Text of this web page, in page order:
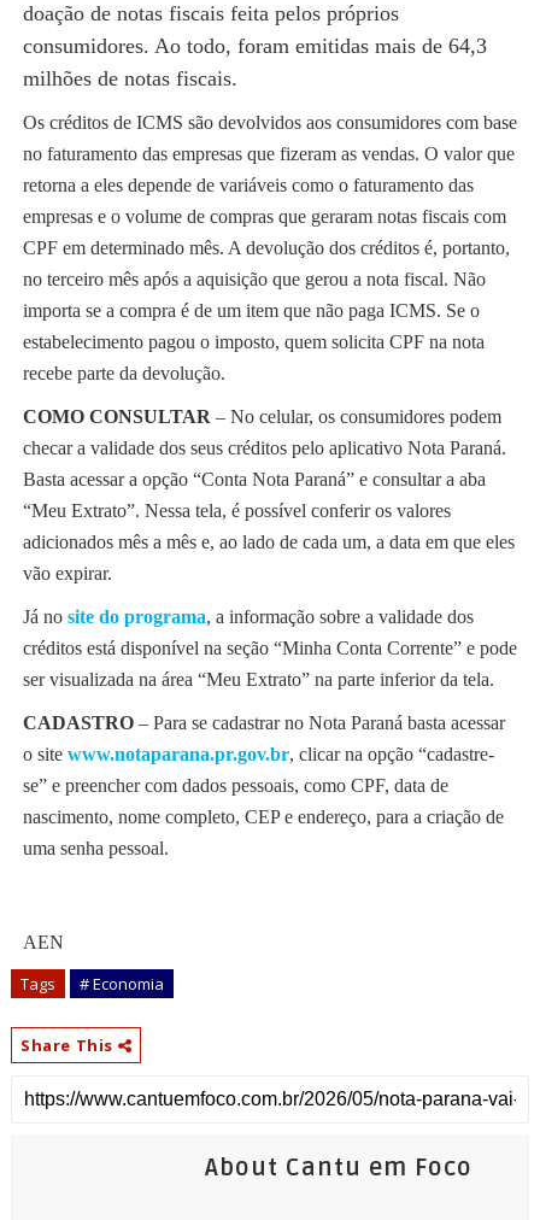
doação de notas fiscais feita pelos próprios
consumidores. Ao todo, foram emitidas mais de 64,3
milhões de notas fiscais.
Os créditos de ICMS são devolvidos aos consumidores com base
no faturamento das empresas que fizeram as vendas. O valor que
retorna a eles depende de variáveis como o faturamento das
empresas e o volume de compras que geraram notas fiscais com
CPF em determinado mês. A devolução dos créditos é, portanto,
no terceiro mês após a aquisição que gerou a nota fiscal. Não
importa se a compra é de um item que não paga ICMS. Se o
estabelecimento pagou o imposto, quem solicita CPF na nota
recebe parte da devolução.
COMO CONSULTAR – No celular, os consumidores podem
checar a validade dos seus créditos pelo aplicativo Nota Paraná.
Basta acessar a opção “Conta Nota Paraná” e consultar a aba
“Meu Extrato”. Nessa tela, é possível conferir os valores
adicionados mês a mês e, ao lado de cada um, a data em que eles
vão expirar.
Já no site do programa, a informação sobre a validade dos
créditos está disponível na seção “Minha Conta Corrente” e pode
ser visualizada na área “Meu Extrato” na parte inferior da tela.
CADASTRO – Para se cadastrar no Nota Paraná basta acessar
o site www.notaparana.pr.gov.br, clicar na opção “cadastre-
se” e preencher com dados pessoais, como CPF, data de
nascimento, nome completo, CEP e endereço, para a criação de
uma senha pessoal.
AEN
Tags # Economia
Share This
About Cantu em Foco